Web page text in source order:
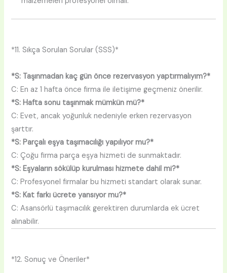
*11. Sıkça Sorulan Sorular (SSS)*
*S: Taşınmadan kaç gün önce rezervasyon yaptırmalıyım?*
C: En az 1 hafta önce firma ile iletişime geçmeniz önerilir.
*S: Hafta sonu taşınmak mümkün mü?*
C: Evet, ancak yoğunluk nedeniyle erken rezervasyon
şarttır.
*S: Parçalı eşya taşımacılığı yapılıyor mu?*
C: Çoğu firma parça eşya hizmeti de sunmaktadır.
*S: Eşyaların sökülüp kurulması hizmete dahil mi?*
C: Profesyonel firmalar bu hizmeti standart olarak sunar.
*S: Kat farkı ücrete yansıyor mu?*
C: Asansörlü taşımacılık gerektiren durumlarda ek ücret
alınabilir.
*12. Sonuç ve Öneriler*